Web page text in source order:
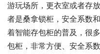
游玩场所，更衣室或者存
者是桑拿锁柜，安全系数
着智能存包柜的普及，很
包柜，非常方便、安全系